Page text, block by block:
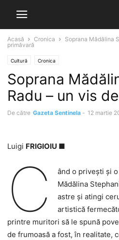
Acasă Cronica
Soprana Mădălina
primăvară
Cultură Cronica
Soprana
Radu – un vis
De către Gazeta Sentinela - 12 martie
Luigi FRIGIOIU ■
C
ând o privești și
Mădălina
astre și atingi
artistică
printre muritori să le spună
de frumoasă a fost, în realitate,